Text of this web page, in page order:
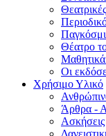
Θέατρο
Οι
Χρήσιμο Υλικό
Άρθρα -